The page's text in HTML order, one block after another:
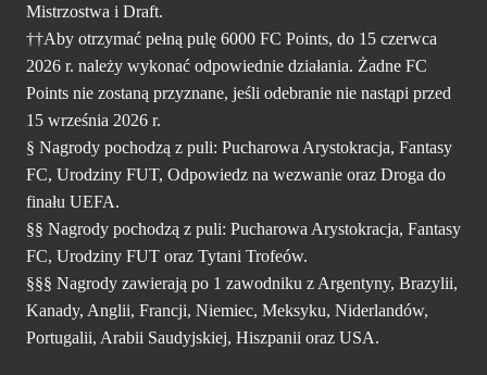
Mistrzostwa i Draft.
††Aby otrzymać pełną pulę 6000 FC Points, do 15 czerwca
2026 r. należy wykonać odpowiednie działania. Żadne FC
Points nie zostaną przyznane, jeśli odebranie nie nastąpi przed
15 września 2026 r.
§ Nagrody pochodzą z puli: Pucharowa Arystokracja, Fantasy
FC, Urodziny FUT, Odpowiedz na wezwanie oraz Droga do
finału UEFA.
§§ Nagrody pochodzą z puli: Pucharowa Arystokracja, Fantasy
FC, Urodziny FUT oraz Tytani Trofeów.
§§§ Nagrody zawierają po 1 zawodniku z Argentyny, Brazylii,
Kanady, Anglii, Francji, Niemiec, Meksyku, Niderlandów,
Portugalii, Arabii Saudyjskiej, Hiszpanii oraz USA.